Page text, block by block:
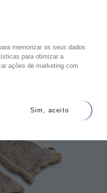
memorizar os seus dados
para otimizar a
ações de marketing com
Sim, aceito